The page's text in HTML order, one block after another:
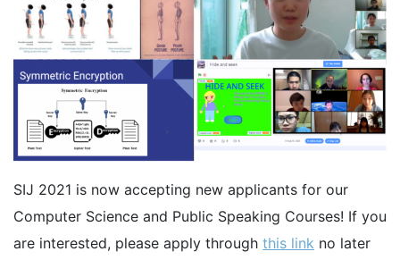
SIJ 2021 is now accepting new applicants for our
Computer Science and Public Speaking Courses! If you
are interested, please apply through this link no later